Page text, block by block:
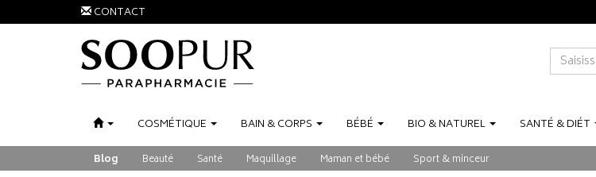
CONTACT
COSMÉTIQUE BAIN &CORPS BÉBÉ BIO &NATUREL SANTÉ &DIÉT
Blog Beauté Santé Maquillage Maman et bébé Sport & minceur